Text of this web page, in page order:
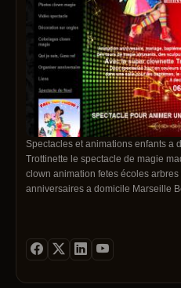
Spectacles et animations enfants a
Trottinette le spectacle de magie
clown animation fetes écoles
anniversaires a domicile Marseille